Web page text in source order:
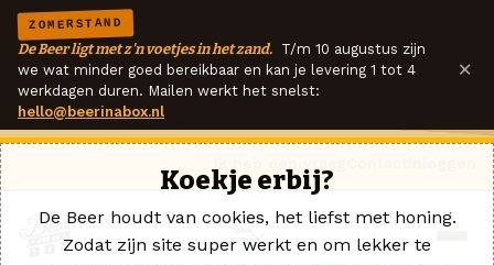
ZOMERSTAND
De Beer ligt met z'n voetjes in het zand. T/m 10 augustus zijn
we wat minder goed bereikbaar en kan je levering 1 tot 4
werkdagen duren. Mailen werkt het snelst:
hello@beerinabox.nl
×
Koekje erbij?
De Beer houdt van cookies, het liefst met honing.
Zodat zijn site super werkt en om lekker te